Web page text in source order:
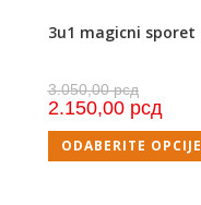
3u1 magicni sporet
3.050,00рсд
2.150,00 рсд
ODABERITE OPCIJE